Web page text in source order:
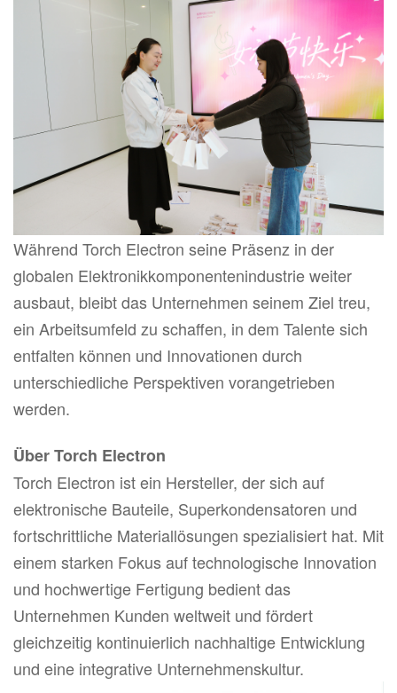
Während Torch Electron seine Präsenz in der
globalen Elektronikkomponentenindustrie weiter
ausbaut, bleibt das Unternehmen seinem Ziel treu,
ein Arbeitsumfeld zu schaffen, in dem Talente sich
entfalten können und Innovationen durch
unterschiedliche Perspektiven vorangetrieben
werden.
Über Torch Electron
Torch Electron ist ein Hersteller, der sich auf
elektronische Bauteile, Superkondensatoren und
fortschrittliche Materiallösungen spezialisiert hat. Mit
einem starken Fokus auf technologische Innovation
und hochwertige Fertigung bedient das
Unternehmen Kunden weltweit und fördert
gleichzeitig kontinuierlich nachhaltige Entwicklung
und eine integrative Unternehmenskultur.